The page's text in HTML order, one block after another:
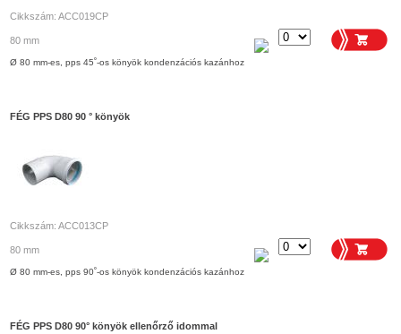
Cikkszám: ACC019CP
80 mm
Ø 80 mm-es, pps 45˚-os könyök kondenzációs kazánhoz
FÉG PPS D80 90 ° könyök
Cikkszám: ACC013CP
80 mm
Ø 80 mm-es, pps 90˚-os könyök kondenzációs kazánhoz
FÉG PPS D80 90° könyök ellenőrző idommal